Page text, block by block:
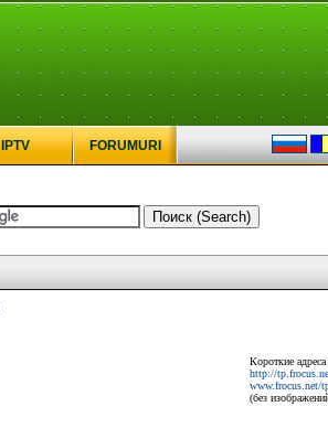
IPTV FORUMURI
Короткие адреса
http://
www.frocus.net/
(без